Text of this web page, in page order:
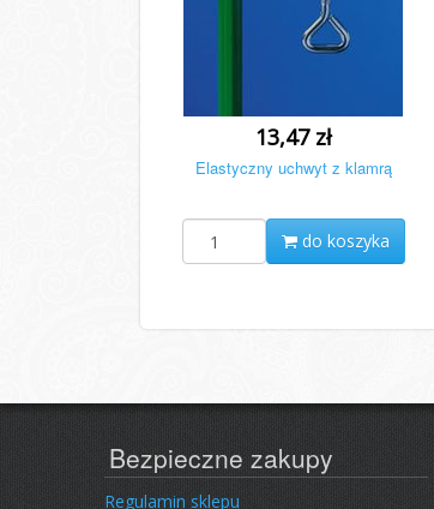
13,47 zł
Elastyczny uchwyt z klamrą
do koszyka
Bezpieczne zakupy
Regulamin sklepu